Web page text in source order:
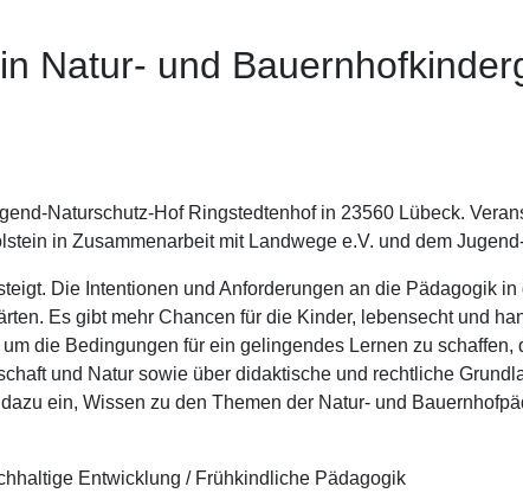
Natur- und
Naturschutz-Hof Ringstedtenhof in 23560 Lübeck.
in Zusammenarbeit mit Landwege e.V. und dem
Die Intentionen und Anforderungen an die Pädagogik
Es gibt mehr Chancen für die Kinder, lebensecht und
die Bedingungen für ein gelingendes Lernen zu schaffen,
und Natur sowie über didaktische und rechtliche
ein, Wissen zu den Themen der Natur- und
Entwicklung / Frühkindliche Pädagogik